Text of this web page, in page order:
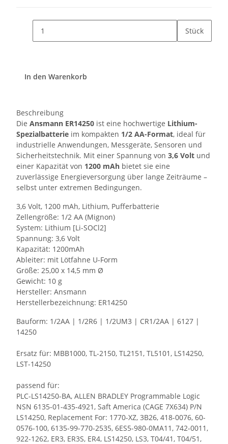
Stück
In den Warenkorb
Beschreibung
Die Ansmann ER14250 ist eine hochwertige Lithium-
Spezialbatterie im kompakten 1/2 AA-Format, ideal für
industrielle Anwendungen, Messgeräte, Sensoren und
Sicherheitstechnik. Mit einer Spannung von 3,6 Volt und
einer Kapazität von 1200 mAh bietet sie eine
zuverlässige Energieversorgung über lange Zeiträume –
selbst unter extremen Bedingungen.
3,6 Volt, 1200 mAh, Lithium, Pufferbatterie
Zellengröße: 1/2 AA (Mignon)
System: Lithium [Li-SOCl2]
Spannung: 3,6 Volt
Kapazität: 1200mAh
Ableiter: mit Lötfahne U-Form
Größe: 25,00 x 14,5 mm Ø
Gewicht: 10 g
Hersteller: Ansmann
Herstellerbezeichnung: ER14250
Bauform: 1/2AA | 1/2R6 | 1/2UM3 | CR1/2AA | 6127 |
14250
Ersatz für: MBB1000, TL-2150, TL2151, TL5101, LS14250,
LST-14250
passend für:
PLC-LS14250-BA, ALLEN BRADLEY Programmable Logic
NSN 6135-01-435-4921, Saft America (CAGE 7X634) P/N
LS14250, Replacement For: 1770-XZ, 3B26, 418-0076, 60-
0576-100, 6135-99-770-2535, 6ES5-980-0MA11, 742-0011,
922-1262, ER3, ER3S, ER4, LS14250, LS3, T04/41, T04/51,